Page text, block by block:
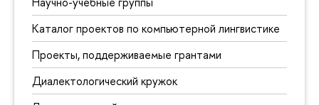
Каталог проектов по компьютерной лингвистике
Проекты, поддерживаемые грантами
Диалектологический кружок